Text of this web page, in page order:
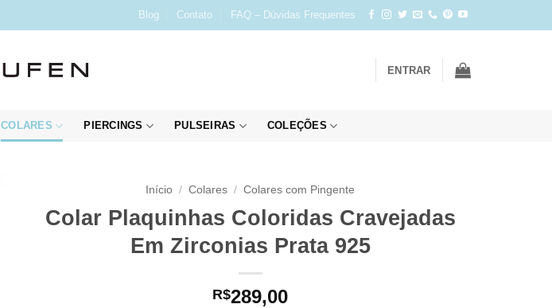
Blog Contato FAQ – Dúvidas Frequentes
ENTRAR
COLARES PIERCINGS PULSEIRAS COLEÇÕES
Início / Colares / Colares com Pingente
Colar Plaquinhas Coloridas Cravejadas
Em Zirconias Prata 925
R$289,00